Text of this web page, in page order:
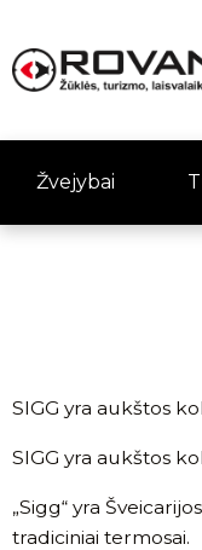
Žvejybai
SIGG yra aukštos
SIGG yra aukštos
„Sigg“ yra
tradiciniai termosai.